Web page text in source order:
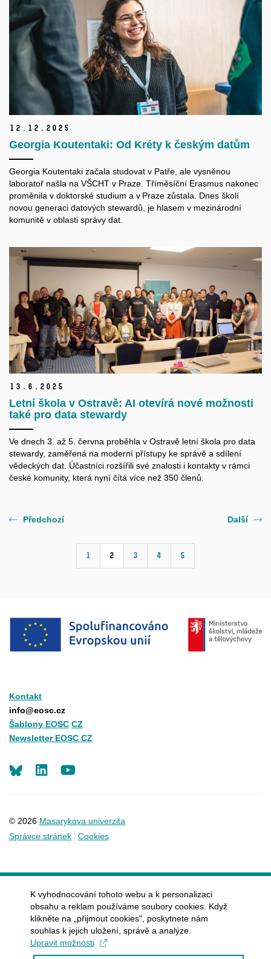
12. 12. 2025
Georgia Koutentaki: Od Kréty k českým datům
Georgia Koutentaki začala studovat v Patře, ale vysněnou
laboratoř našla na VŠCHT v Praze. Tříměsíční Erasmus nakonec
proměnila v doktorské studium a v Praze zůstala. Dnes školí
novou generaci datových stewardů, je hlasem v mezinárodní
komunitě v oblasti správy dat.
13. 6. 2025
Letní škola v Ostravě: AI otevírá nové možnosti
také pro data stewardy
Ve dnech 3. až 5. června proběhla v Ostravě letní škola pro data
stewardy, zaměřená na moderní přístupy ke správě a sdílení
vědeckých dat. Účastníci rozšířili své znalosti i kontakty v rámci
české komunity, která nyní čítá více než 350 členů.
Předchozí
1 2 3 4 5
Další
Kontakt
info@eosc.cz
Šablony EOSC CZ
Newsletter EOSC CZ
© 2026 Masarykova univerzita
Správce stránek
Cookies
LinkedIn
K vyhodnocování tohoto webu a k personalizaci
obsahu a reklam používáme soubory cookies. Když
klikněte na „přijmout cookies", poskytnete nám
souhlas k jejich uložení, správě a analýze.
Upravit možnosti